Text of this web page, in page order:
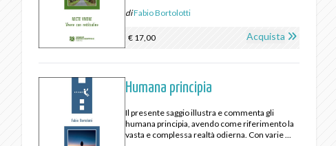
diFabio Bortolotti
€ 17,00 Acquista
Humana principia
Il presente saggio illustra e commenta gli
humana principia, avendo come riferimento la
vasta e complessa realtà odierna. Con varie ...